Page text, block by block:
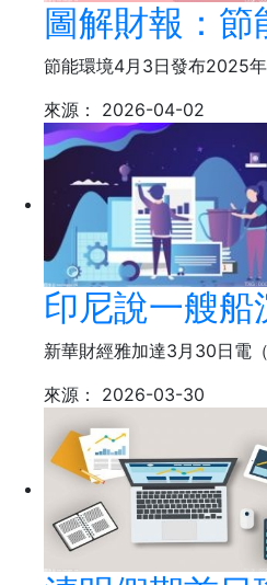
圖解財報：
節能環境4月3日發布2025
來源：
2026-04-02
印尼說一艘
新華財經雅加達3月30日電
來源：
2026-03-30